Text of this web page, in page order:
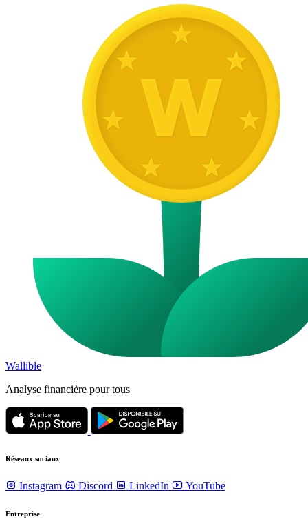
Wallible
Analyse financière pour tous
Réseaux sociaux
Instagram Discord LinkedIn YouTube
Entreprise